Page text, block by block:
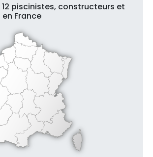
12 piscinistes, constructeurs et
France